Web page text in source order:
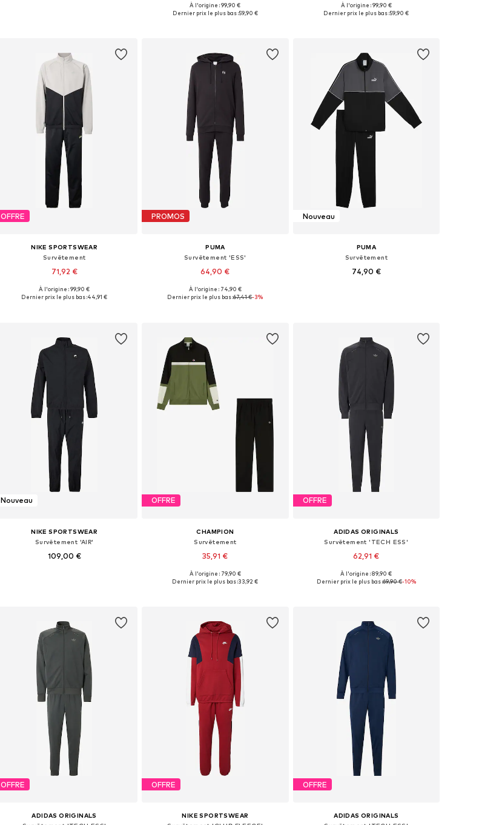
Tailles disponibles: S, M, L, XL
À l'origine : 99,90 €
Dernier prix le plus bas :59,90 €
Tailles disponibles: XS, S, M, L, XL, XXL
À l'origine : 99,90 €
Dernier prix le plus bas :59,90 €
OFFRE
NIKE SPORTSWEAR
Survêtement
71,92 €
Tailles disponibles: XS, S, M, L
À l'origine : 99,90 €
Dernier prix le plus bas :44,91 €
PROMOS
PUMA
Survêtement 'ESS'
64,90 €
Tailles disponibles: S, M, L, XL, XXL
À l'origine : 74,90 €
Dernier prix le plus bas :67,41 €-3%
Nouveau
PUMA
Survêtement
74,90 €
Nouveau
NIKE SPORTSWEAR
Survêtement 'AIR'
109,00 €
OFFRE
CHAMPION
Survêtement
35,91 €
Tailles disponibles: S, M, L
À l'origine : 79,90 €
Dernier prix le plus bas :33,92 €
OFFRE
ADIDAS ORIGINALS
Survêtement 'TECH ESS'
62,91 €
+2
Tailles disponibles: XS, S, M, L, XL, XXL
À l'origine : 89,90 €
Dernier prix le plus bas :69,90 €-10%
OFFRE
ADIDAS ORIGINALS
OFFRE
NIKE SPORTSWEAR
OFFRE
ADIDAS ORIGINALS